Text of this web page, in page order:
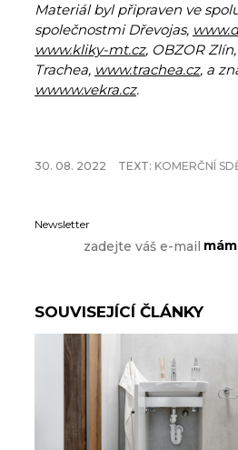
Materiál byl připraven ve
společnostmi Dřevojas,
www.kliky-mt.cz, OBZOR Zlín,
Trachea, www.trachea.cz, a
wwww.vekra.cz.
30. 08. 2022 TEXT: KOMERČNÍ
Newsletter
SOUVISEJÍCÍ ČLÁNKY